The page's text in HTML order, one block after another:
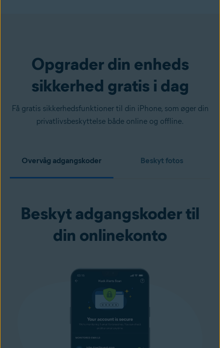
Opgrader din enheds
sikkerhed gratis i dag
Få gratis sikkerhedsfunktioner til din iPhone, som øger din
privatlivsbeskyttelse både online og offline.
Overvåg adgangskoder Beskyt fotos
Beskyt adgangskoder til
din onlinekonto